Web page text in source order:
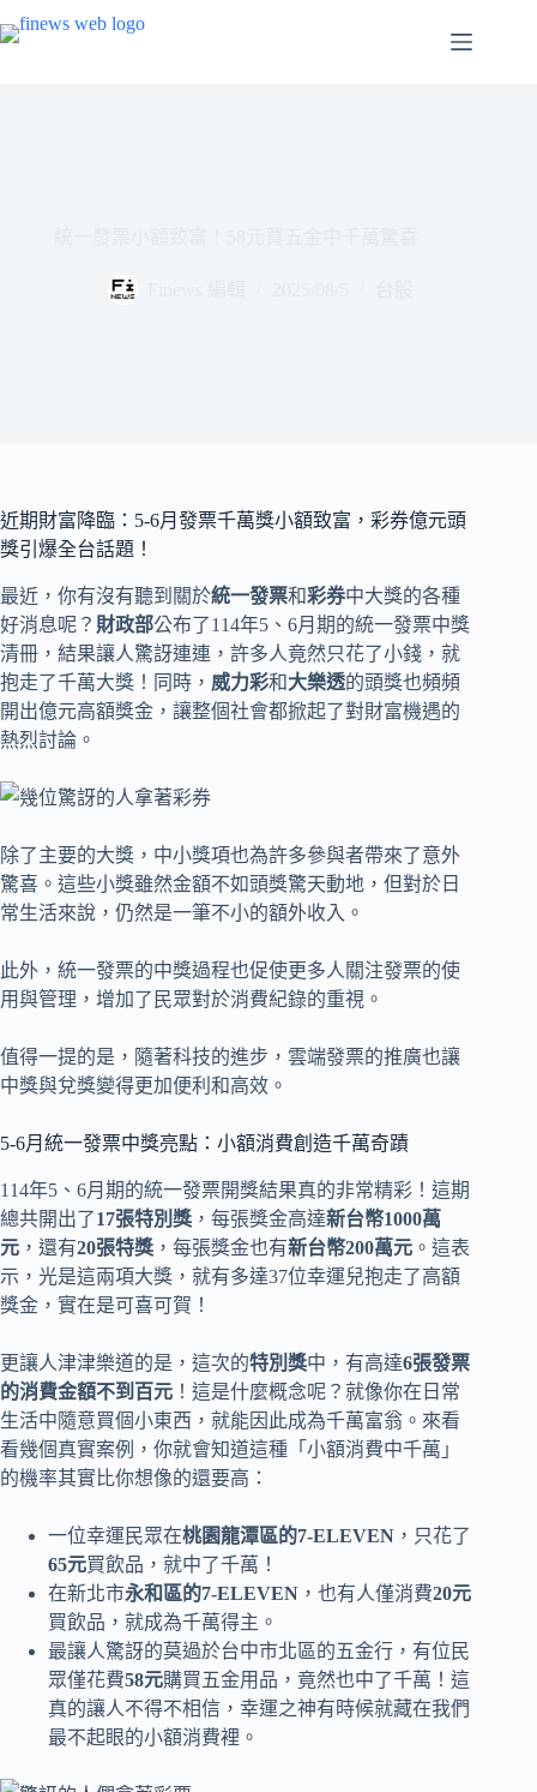
至
近期財富降臨：5-6月發票千萬獎小額致富，彩券億元頭
獎引爆全台話題！
最近，你有沒有聽到關於統一發票和彩券中大獎的各種
好消息呢？ 財政部公布了114年5、6月期的統一發票中獎
清冊，結果讓人驚訝連連，許多人竟然只花了小錢，就
抱走了千萬大獎！同時， 威力彩和大樂透的頭獎也頻頻
開出億元高額獎金，讓整個社會都掀起了對財富機遇的
熱烈討論。
除了主要的大獎，中小獎項也為許多參與者帶來了意外
驚喜。這些小獎雖然金額不如頭獎驚天動地，但對於日
常生活來說，仍然是一筆不小的額外收入。
此外，統一發票的中獎過程也促使更多人關注發票的使
用與管理，增加了民眾對於消費紀錄的重視。
值得一提的是，隨著科技的進步，雲端發票的推廣也讓
中獎與兌獎變得更加便利和高效。
5-6月統一發票中獎亮點：小額消費創造千萬奇蹟
114年5、6月期的統一發票開獎結果真的非常精彩！這期
總共開出了17張特別獎 ，每張獎金高達新台幣1000萬
元 ，還有20張特獎 ，每張獎金也有新台幣200萬元 。這表
示，光是這兩項大獎，就有多達37位幸運兒抱走了高額
獎金，實在是可喜可賀！
更讓人津津樂道的是，這次的特別獎中，有高達6張發票
的消費金額不到百元 ！這是什麼概念呢？就像你在日常
生活中隨意買個小東西，就能因此成為千萬富翁。來看
看幾個真實案例，你就會知道這種「小額消費中千萬」
的機率其實比你想像的還要高：
一位幸運民眾在桃園龍潭區的7-ELEVEN ，只花了
65元買飲品，就中了千萬！
在新北市永和區的7-ELEVEN ，也有人僅消費20元
買飲品，就成為千萬得主。
最讓人驚訝的莫過於台中市北區的五金行，有位民
眾僅花費58元購買五金用品，竟然也中了千萬！這
真的讓人不得不相信，幸運之神有時候就藏在我們
最不起眼的小額消費裡。